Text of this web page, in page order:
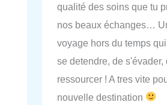
qualité des soins que tu
nos beaux échanges…
voyage hors du temps
se detendre, de s'évader,
ressourcer ! A tres vite
nouvelle destination